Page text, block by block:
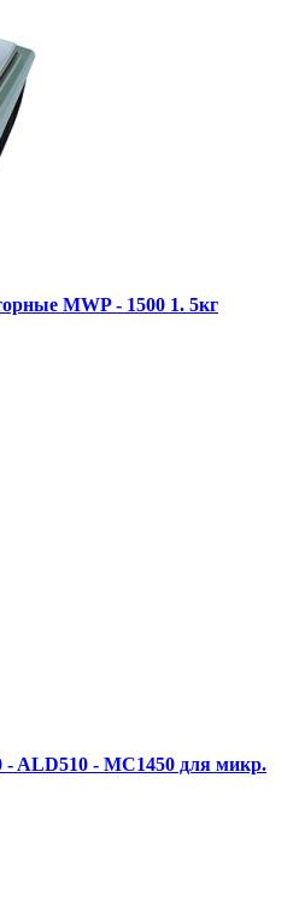
MWP - 1500 1. 5кг
ALD510 - MC1450 для микр.